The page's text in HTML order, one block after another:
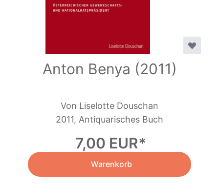
Anton Benya (2011)
Von Liselotte Douschan
2011, Antiquarisches Buch
7,00 EUR
Warenkorb